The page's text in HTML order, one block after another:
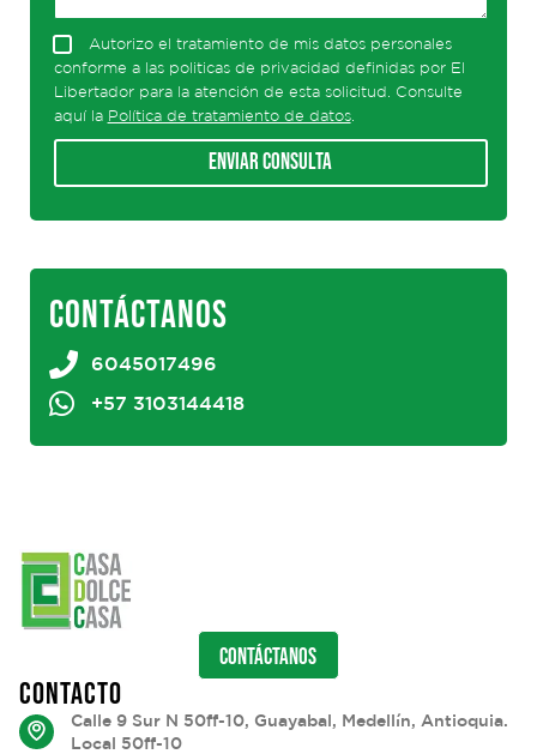
Autorizo el tratamiento de mis datos personales
conforme a las politicas de privacidad definidas por El
Libertador para la atención de esta solicitud. Consulte
aquí la Política de tratamiento de datos.
Enviar consulta
CONTÁCTANOS
6045017496
+57 3103144418
CONTÁCTANOS
CONTACTO
Calle 9 Sur N 50ff-10, Guayabal, Medellín, Antioquia.
Local 50ff-10